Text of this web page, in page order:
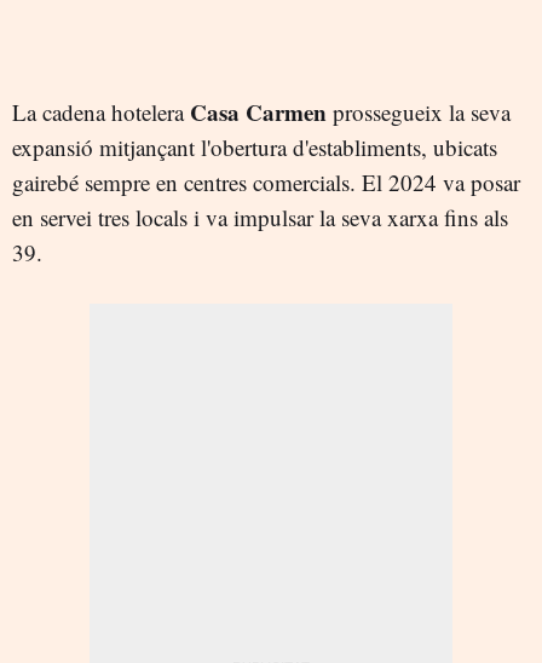
La cadena hotelera Casa Carmen prossegueix la seva
expansió mitjançant l'obertura d'establiments, ubicats
gairebé sempre en centres comercials. El 2024 va posar
en servei tres locals i va impulsar la seva xarxa fins als
39.